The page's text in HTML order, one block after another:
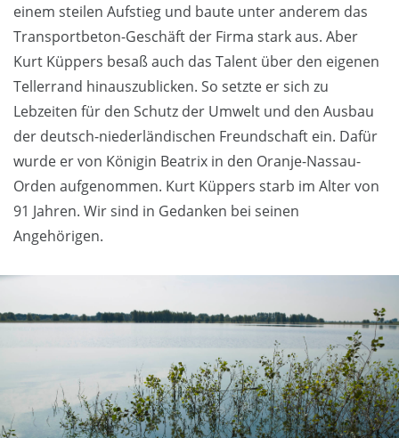
einem steilen Aufstieg und baute unter anderem das
Transportbeton-Geschäft der Firma stark aus. Aber
Kurt Küppers besaß auch das Talent über den eigenen
Tellerrand hinauszublicken. So setzte er sich zu
Lebzeiten für den Schutz der Umwelt und den Ausbau
der deutsch-niederländischen Freundschaft ein. Dafür
wurde er von Königin Beatrix in den Oranje-Nassau-
Orden aufgenommen. Kurt Küppers starb im Alter von
91 Jahren. Wir sind in Gedanken bei seinen
Angehörigen.